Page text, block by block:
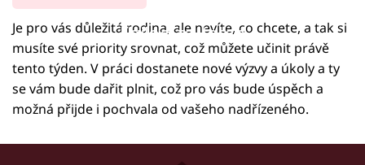
Failed to fetch
Je pro vás důležitá rodina, ale nevíte, co chcete, a tak si
musíte své priority srovnat, což můžete učinit právě
tento týden. V práci dostanete nové výzvy a úkoly a ty
se vám bude dařit plnit, což pro vás bude úspěch a
možná přijde i pochvala od vašeho nadřízeného.